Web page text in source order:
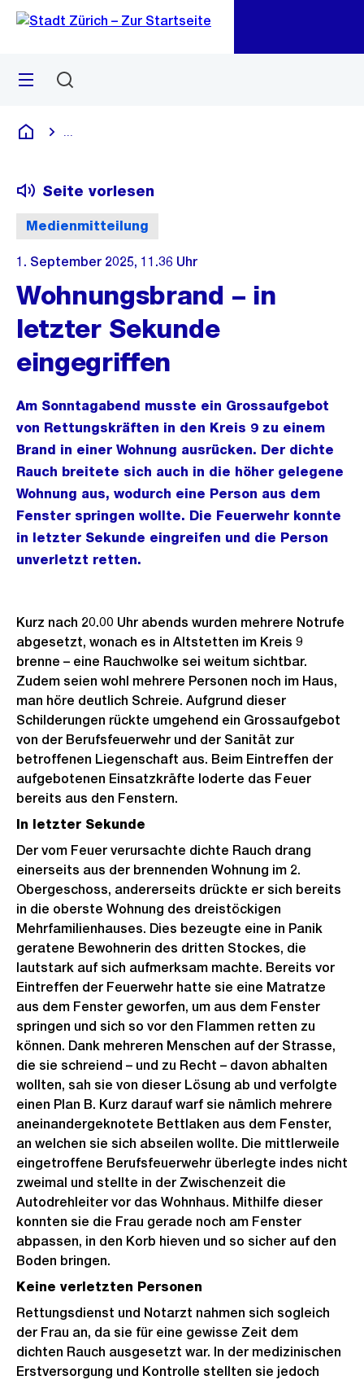
Navigation
Sprunglink
Menü
Deutsch
Medienmitteilung
Seite vorlesen
1. September 2025, 11.36 Uhr
Wohnungsbrand – in
letzter Sekunde
eingegriffen
Am Sonntagabend musste ein Grossaufgebot
von Rettungskräften in den Kreis 9 zu einem
Brand in einer Wohnung ausrücken. Der dichte
Rauch breitete sich auch in die höher gelegene
Wohnung aus, wodurch eine Person aus dem
Fenster springen wollte. Die Feuerwehr konnte
in letzter Sekunde eingreifen und die Person
unverletzt retten.
Kurz nach 20.00 Uhr abends wurden mehrere Notrufe
abgesetzt, wonach es in Altstetten im Kreis 9
brenne – eine Rauchwolke sei weitum sichtbar.
Zudem seien wohl mehrere Personen noch im Haus,
man höre deutlich Schreie. Aufgrund dieser
Schilderungen rückte umgehend ein Grossaufgebot
von der Berufsfeuerwehr und der Sanität zur
betroffenen Liegenschaft aus. Beim Eintreffen der
aufgebotenen Einsatzkräfte loderte das Feuer
bereits aus den Fenstern.
In letzter Sekunde
Der vom Feuer verursachte dichte Rauch drang
einerseits aus der brennenden Wohnung im 2.
Obergeschoss, andererseits drückte er sich bereits
in die oberste Wohnung des dreistöckigen
Mehrfamilienhauses. Dies bezeugte eine in Panik
geratene Bewohnerin des dritten Stockes, die
lautstark auf sich aufmerksam machte. Bereits vor
Eintreffen der Feuerwehr hatte sie eine Matratze
aus dem Fenster geworfen, um aus dem Fenster
springen und sich so vor den Flammen retten zu
können. Dank mehreren Menschen auf der Strasse,
die sie schreiend – und zu Recht – davon abhalten
wollten, sah sie von dieser Lösung ab und verfolgte
einen Plan B. Kurz darauf warf sie nämlich mehrere
aneinandergeknotete Bettlaken aus dem Fenster,
an welchen sie sich abseilen wollte. Die mittlerweile
eingetroffene Berufsfeuerwehr überlegte indes nicht
zweimal und stellte in der Zwischenzeit die
Autodrehleiter vor das Wohnhaus. Mithilfe dieser
konnten sie die Frau gerade noch am Fenster
abpassen, in den Korb hieven und so sicher auf den
Boden bringen.
Keine verletzten Personen
Rettungsdienst und Notarzt nahmen sich sogleich
der Frau an, da sie für eine gewisse Zeit dem
dichten Rauch ausgesetzt war. In der medizinischen
Erstversorgung und Kontrolle stellten sie jedoch